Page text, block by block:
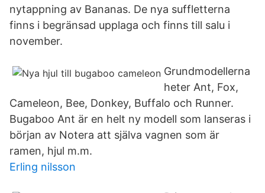
nytappning av Bananas. De nya suffletterna
finns i begränsad upplaga och finns till salu i
november.
Grundmodellerna
heter Ant, Fox,
Cameleon, Bee, Donkey, Buffalo och Runner.
Bugaboo Ant är en helt ny modell som lanseras i
början av Notera att själva vagnen som är
ramen, hjul m.m.
Erling nilsson